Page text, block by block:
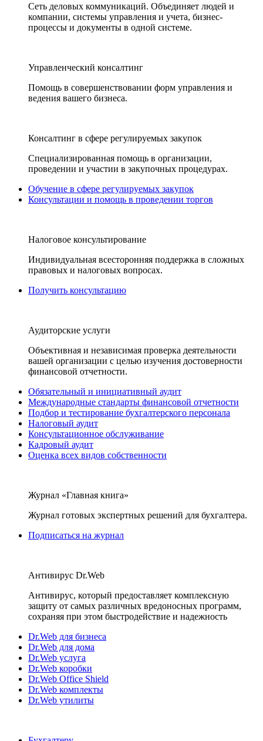
Сеть деловых коммуникаций. Объединяет людей и
компании, системы управления и учета, бизнес-
процессы и документы в одной системе.
Управленческий консалтинг
Помощь в совершенствовании форм управления и
ведения вашего бизнеса.
Консалтинг в сфере регулируемых закупок
Специализированная помощь в организации,
проведении и участии в закупочных процедурах.
Обучение в сфере регулируемых закупок
Консультации и помощь в проведении торгов
Налоговое консультирование
Индивидуальная всесторонняя поддержка в сложных
правовых и налоговых вопросах.
Получить консультацию
Аудиторские услуги
Объективная и независимая проверка деятельности
вашей организации с целью изучения достоверности
финансовой отчетности.
Обязательный и инициативный аудит
Международные стандарты финансовой отчетности
Подбор и тестирование бухгалтерского персонала
Налоговый аудит
Консультационное обслуживание
Кадровый аудит
Оценка всех видов собственности
Журнал «Главная книга»
Журнал готовых экспертных решений для бухгалтера.
Подписаться на журнал
Антивирус Dr.Web
Антивирус, который предоставляет комплексную
защиту от самых различных вредоносных программ,
сохраняя при этом быстродействие и надежность
Dr.Web для бизнеса
Dr.Web для дома
Dr.Web услуга
Dr.Web коробки
Dr.Web Office Shield
Dr.Web комплекты
Dr.Web утилиты